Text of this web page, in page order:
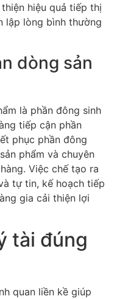
hiệu quả tiếp thị
lập lòng bình thường
dòng sản
là phần đông sinh
tiếp cận phần
phục phần đông
phẩm và chuyên
Việc chế tạo ra
tự tin, kế hoạch tiếp
gia cải thiện lợi
tài đúng
quan liền kề giúp